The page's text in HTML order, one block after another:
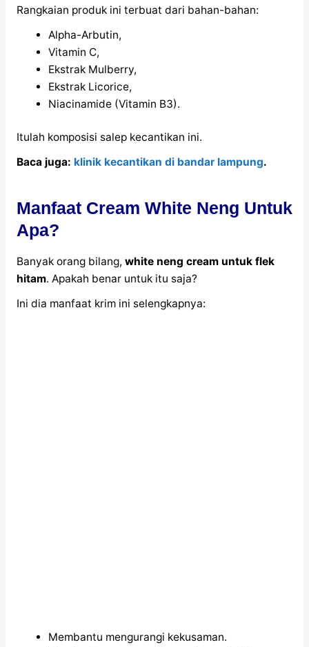
Rangkaian produk ini terbuat dari bahan-bahan:
Alpha-Arbutin,
Vitamin C,
Ekstrak Mulberry,
Ekstrak Licorice,
Niacinamide (Vitamin B3).
Itulah komposisi salep kecantikan ini.
Baca juga: klinik kecantikan di bandar lampung.
Manfaat Cream White Neng Untuk
Apa?
Banyak orang bilang, white neng cream untuk flek
hitam. Apakah benar untuk itu saja?
Ini dia manfaat krim ini selengkapnya:
Membantu mengurangi kekusaman.